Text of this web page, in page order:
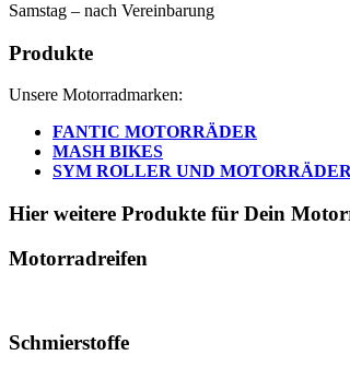
Samstag – nach Vereinbarung
Produkte
Unsere Motorradmarken:
FANTIC MOTORRÄDER
MASH BIKES
SYM ROLLER UND MOTORRÄDER
Hier weitere Produkte für Dein
Motorradreifen
Schmierstoffe